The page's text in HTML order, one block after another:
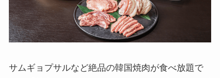
サムギョプサルなど絶品の韓国焼肉が食べ放題で